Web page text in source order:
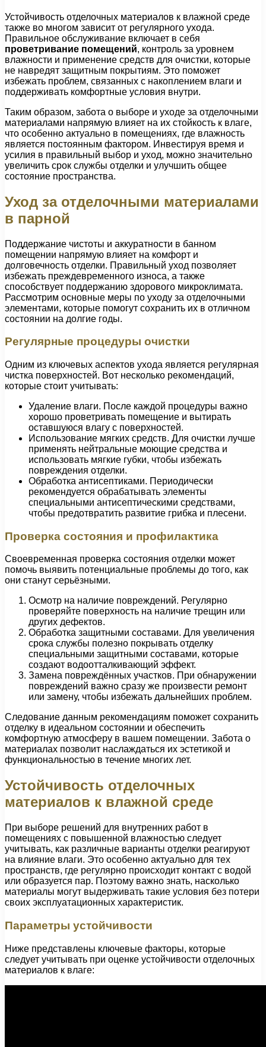
Устойчивость отделочных материалов к влажной среде
также во многом зависит от регулярного ухода.
Правильное обслуживание включает в себя
проветривание помещений, контроль за уровнем
влажности и применение средств для очистки, которые
не навредят защитным покрытиям. Это поможет
избежать проблем, связанных с накоплением влаги и
поддерживать комфортные условия внутри.
Таким образом, забота о выборе и уходе за отделочными
материалами напрямую влияет на их стойкость к влаге,
что особенно актуально в помещениях, где влажность
является постоянным фактором. Инвестируя время и
усилия в правильный выбор и уход, можно значительно
увеличить срок службы отделки и улучшить общее
состояние пространства.
Уход за отделочными материалами
в парной
Поддержание чистоты и аккуратности в банном
помещении напрямую влияет на комфорт и
долговечность отделки. Правильный уход позволяет
избежать преждевременного износа, а также
способствует поддержанию здорового микроклимата.
Рассмотрим основные меры по уходу за отделочными
элементами, которые помогут сохранить их в отличном
состоянии на долгие годы.
Регулярные процедуры очистки
Одним из ключевых аспектов ухода является регулярная
чистка поверхностей. Вот несколько рекомендаций,
которые стоит учитывать:
Удаление влаги. После каждой процедуры важно
хорошо проветривать помещение и вытирать
оставшуюся влагу с поверхностей.
Использование мягких средств. Для очистки лучше
применять нейтральные моющие средства и
использовать мягкие губки, чтобы избежать
повреждения отделки.
Обработка антисептиками. Периодически
рекомендуется обрабатывать элементы
специальными антисептическими средствами,
чтобы предотвратить развитие грибка и плесени.
Проверка состояния и профилактика
Своевременная проверка состояния отделки может
помочь выявить потенциальные проблемы до того, как
они станут серьёзными.
Осмотр на наличие повреждений. Регулярно
проверяйте поверхность на наличие трещин или
других дефектов.
Обработка защитными составами. Для увеличения
срока службы полезно покрывать отделку
специальными защитными составами, которые
создают водоотталкивающий эффект.
Замена повреждённых участков. При обнаружении
повреждений важно сразу же произвести ремонт
или замену, чтобы избежать дальнейших проблем.
Следование данным рекомендациям поможет сохранить
отделку в идеальном состоянии и обеспечить
комфортную атмосферу в вашем помещении. Забота о
материалах позволит наслаждаться их эстетикой и
функциональностью в течение многих лет.
Устойчивость отделочных
материалов к влажной среде
При выборе решений для внутренних работ в
помещениях с повышенной влажностью следует
учитывать, как различные варианты отделки реагируют
на влияние влаги. Это особенно актуально для тех
пространств, где регулярно происходит контакт с водой
или образуется пар. Поэтому важно знать, насколько
материалы могут выдерживать такие условия без потери
своих эксплуатационных характеристик.
Параметры устойчивости
Ниже представлены ключевые факторы, которые
следует учитывать при оценке устойчивости отделочных
материалов к влаге: